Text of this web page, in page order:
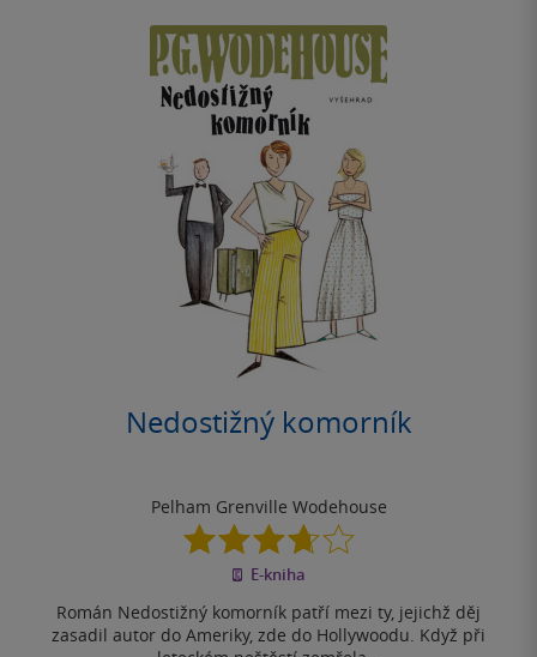
Nedostižný komorník
Pelham Grenville Wodehouse
3.7
z
5
E-kniha
Román Nedostižný komorník patří mezi ty, jejichž děj
zasadil autor do Ameriky, zde do Hollywoodu. Když při